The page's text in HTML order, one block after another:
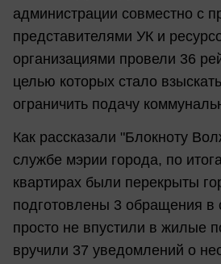
администрации совместно с
представителями УК и
организациями провели 36
целью которых стало
ограничить подачу
Как рассказали "Блокноту
службе мэрии города, по
квартирах были перекрыты
подготовлены 3 обращения в
просто не впустили в жилые
вручили 37 уведомлений о